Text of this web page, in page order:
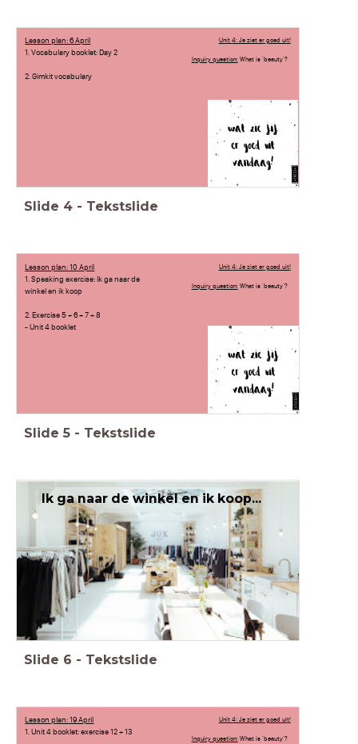
Lesson plan: 6 April
1. Vocabulary booklet: Day 2
2. Gimkit vocabulary
Unit 4: Je ziet er goed uit!
Inquiry question:What is 'beauty'?
Slide 4 - Tekstslide
Lesson plan: 10 April
1. Speaking exercise: Ik ga naar de
winkel en ik koop
2. Exercise 5 + 6 + 7 + 8
- Unit 4 booklet
Unit 4: Je ziet er goed uit!
Inquiry question:What is 'beauty'?
Slide 5 - Tekstslide
Ik ga naar de winkel en ik koop...
Slide 6 - Tekstslide
Lesson plan: 19 April
1. Unit 4 booklet: exercise 12 + 13
Unit 4: Je ziet er goed uit!
Inquiry question:What is 'beauty'?